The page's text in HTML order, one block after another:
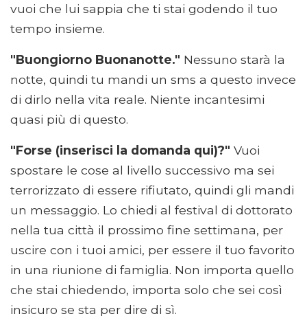
vuoi che lui sappia che ti stai godendo il tuo
tempo insieme.
"Buongiorno Buonanotte." Nessuno starà la
notte, quindi tu mandi un sms a questo invece
di dirlo nella vita reale. Niente incantesimi
quasi più di questo.
"Forse (inserisci la domanda qui)?" Vuoi
spostare le cose al livello successivo ma sei
terrorizzato di essere rifiutato, quindi gli mandi
un messaggio. Lo chiedi al festival di dottorato
nella tua città il prossimo fine settimana, per
uscire con i tuoi amici, per essere il tuo favorito
in una riunione di famiglia. Non importa quello
che stai chiedendo, importa solo che sei così
insicuro se sta per dire di sì.